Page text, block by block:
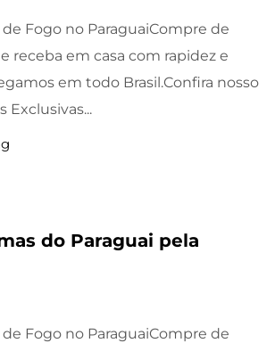
Fogo no ParaguaiCompre de
receba em casa com rapidez e
em todo Brasil.Confira nosso
Exclusivas...
do Paraguai pela
Fogo no ParaguaiCompre de